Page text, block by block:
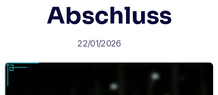
Abschluss
22/01/2026